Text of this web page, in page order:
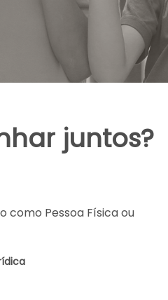
juntos?
como Pessoa Física ou